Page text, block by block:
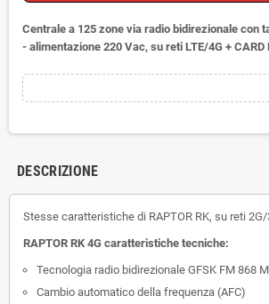
Centrale a 125 zone via radio bidirezionale con
- alimentazione 220 Vac, su reti LTE/4G + CARD
DESCRIZIONE
Stesse caratteristiche di RAPTOR RK, su reti 2G/
RAPTOR RK 4G caratteristiche tecniche:
Tecnologia radio bidirezionale GFSK FM 868
Cambio automatico della frequenza (AFC)